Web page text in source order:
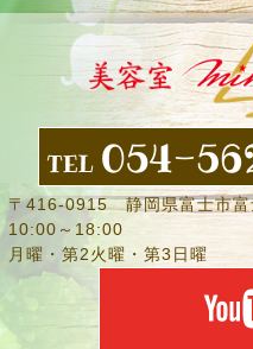
〒416-0915 静岡県富士市
10:00～18:00
月曜・第2火曜・第3日曜